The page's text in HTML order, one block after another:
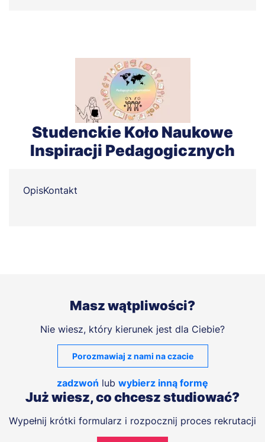
Studenckie Koło Naukowe
Inspiracji Pedagogicznych
OpisKontakt
Masz wątpliwości?
Nie wiesz, który kierunek jest dla Ciebie?
Porozmawiaj z nami na czacie
zadzwoń lub wybierz inną formę
Już wiesz, co chcesz studiować?
Wypełnij krótki formularz i rozpocznij proces rekrutacji